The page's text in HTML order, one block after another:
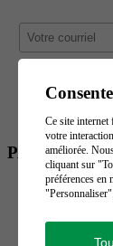
Ce site internet
votre
améliorée.
cliquant sur
préférences en
"Personnaliser".